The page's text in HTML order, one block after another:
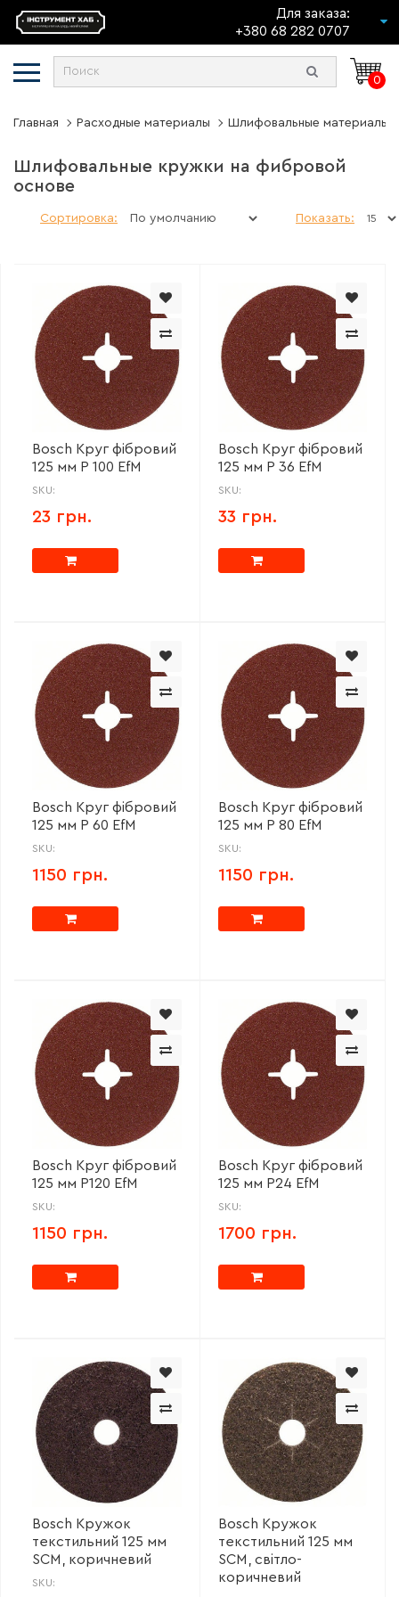
Для заказа:
+380 68 282 0707
0
Главная Расходные материалы Шлифовальные материалы
Шлифовальные кружки на фибровой
основе
Сортировка: Показать:
Bosch Круг фібровий
125 мм P 100 EfM
SKU:
23 грн.
Bosch Круг фібровий
125 мм P 36 EfM
SKU:
33 грн.
Bosch Круг фібровий
125 мм P 60 EfM
SKU:
1150 грн.
Bosch Круг фібровий
125 мм P 80 EfM
SKU:
1150 грн.
Bosch Круг фібровий
125 мм P120 EfM
SKU:
1150 грн.
Bosch Круг фібровий
125 мм P24 EfM
SKU:
1700 грн.
Bosch Кружок
текстильний 125 мм
SCM, коричневий
SKU:
Bosch Кружок
текстильний 125 мм
SCM, світло-
коричневий